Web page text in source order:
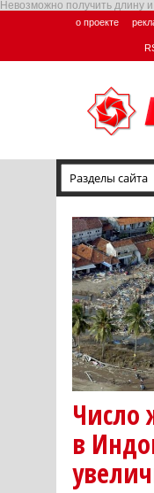
Невозможно получить длину
о проекте
Число
в